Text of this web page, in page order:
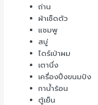
ถ่าน
ผ้าเช็ดตัว
แชมพู
สบู่
ไดร์เป่าผม
เตานึ่ง
เครื่องปิ้งขนมปัง
กาน้ำร้อน
ตู้เย็น